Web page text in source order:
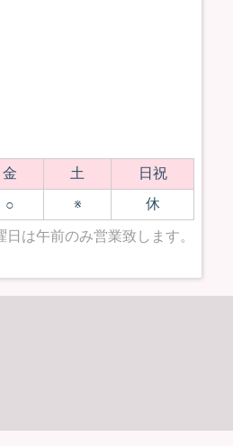
金 土
日祝
○ ※
休
日は午前のみ営業致します。